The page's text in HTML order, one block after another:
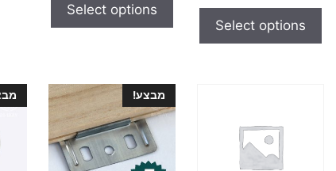
o
5
Select options
o
5
Select options
מבצע!